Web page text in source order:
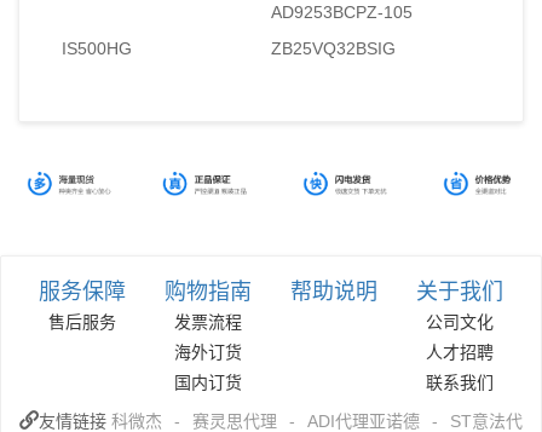
AD9253BCPZ-105
IS500HG
ZB25VQ32BSIG
服务保障
售后服务
购物指南
发票流程
海外订货
国内订货
帮助说明 关于我们
公司文化
人才招聘
联系我们
友情链接 科微杰 - 赛灵思代理 - ADI代理亚诺德 -
ST意法代